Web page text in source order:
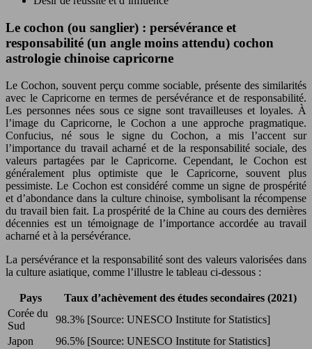
Le cochon (ou sanglier) : persévérance et
responsabilité (un angle moins attendu) cochon
astrologie chinoise capricorne
Le Cochon, souvent perçu comme sociable, présente des similarités
avec le Capricorne en termes de persévérance et de responsabilité.
Les personnes nées sous ce signe sont travailleuses et loyales. À
l’image du Capricorne, le Cochon a une approche pragmatique.
Confucius, né sous le signe du Cochon, a mis l’accent sur
l’importance du travail acharné et de la responsabilité sociale, des
valeurs partagées par le Capricorne. Cependant, le Cochon est
généralement plus optimiste que le Capricorne, souvent plus
pessimiste. Le Cochon est considéré comme un signe de prospérité
et d’abondance dans la culture chinoise, symbolisant la récompense
du travail bien fait. La prospérité de la Chine au cours des dernières
décennies est un témoignage de l’importance accordée au travail
acharné et à la persévérance.
La persévérance et la responsabilité sont des valeurs valorisées dans
la culture asiatique, comme l’illustre le tableau ci-dessous :
Pays
Taux d’achèvement des études secondaires (2021)
Corée du
Sud
98.3% [Source: UNESCO Institute for Statistics]
Japon
96.5% [Source: UNESCO Institute for Statistics]